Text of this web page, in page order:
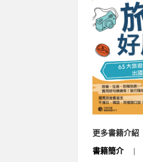
更多書籍介紹
書籍簡介